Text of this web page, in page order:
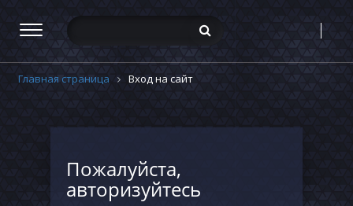
Главная страница Вход на сайт
Пожалуйста,
авторизуйтесь